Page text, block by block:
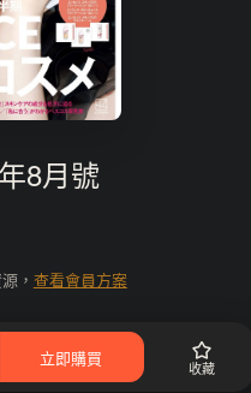
8月號
， 查看會員方案
立即購買 收藏